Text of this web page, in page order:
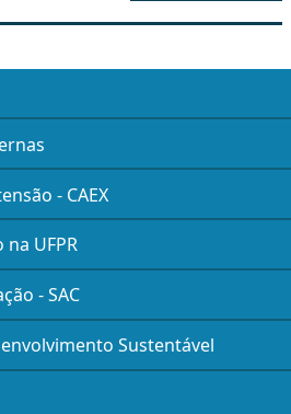
- CAEX
UFPR
- SAC
Sustentável